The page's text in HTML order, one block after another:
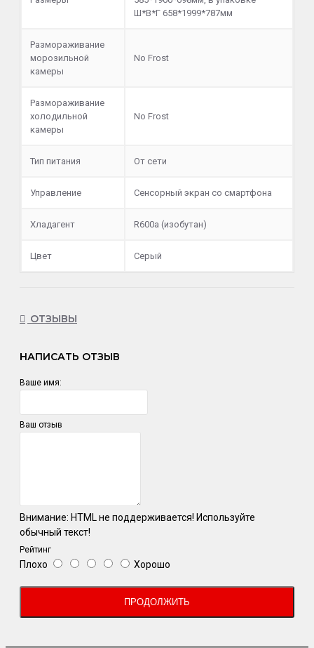
Ш*В*Г 658*1999*787мм
Размораживание
морозильной
камеры
No Frost
Размораживание
холодильной
камеры
No Frost
Тип питания От сети
Управление Сенсорный экран со смартфона
Хладагент R600a (изобутан)
Цвет Серый
ОТЗЫВЫ
НАПИСАТЬ ОТЗЫВ
Ваше имя:
Ваш отзыв
Внимание: HTML не поддерживается! Используйте
обычный текст!
Рейтинг
Плохо Хорошо
ПРОДОЛЖИТЬ